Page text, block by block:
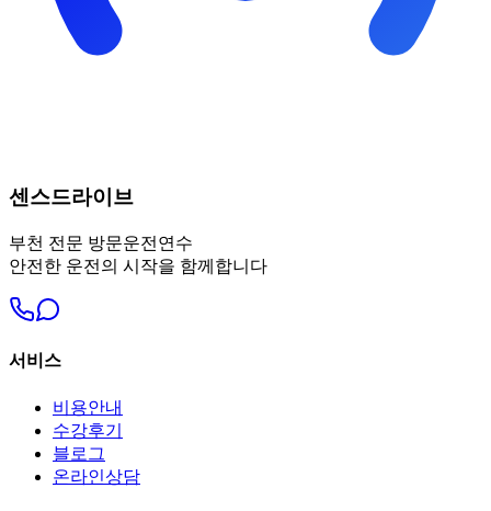
센스드라이브
부천 전문 방문운전연수
안전한 운전의 시작을 함께합니다
서비스
비용안내
수강후기
블로그
온라인상담